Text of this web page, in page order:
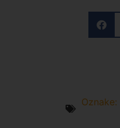
Oznake: